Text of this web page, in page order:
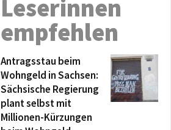
Leserinnen
empfehlen
Antragsstau beim
Wohngeld in Sachsen:
Sächsische Regierung
plant selbst mit
Millionen-Kürzungen